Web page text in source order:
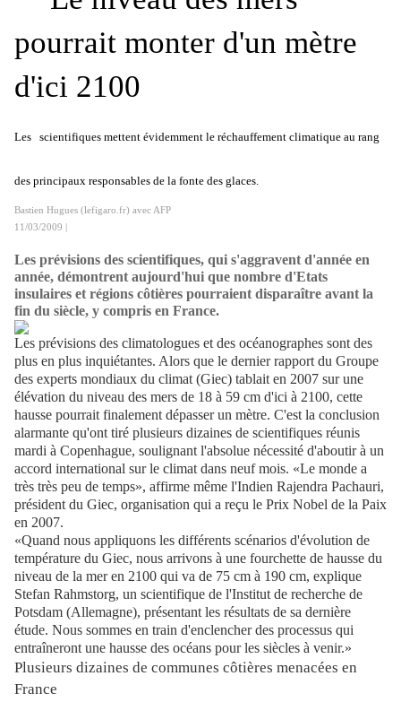
pourrait monter d'un mètre
d'ici 2100
Les scientifiques mettent évidemment le réchauffement climatique au rang
des principaux responsables de la fonte des glaces.
Bastien Hugues (lefigaro.fr) avec AFP
11/03/2009 |
Les prévisions des scientifiques, qui s'aggravent d'année en
année, démontrent aujourd'hui que nombre d'Etats
insulaires et régions côtières pourraient disparaître avant la
fin du siècle, y compris en France.
Les prévisions des climatologues et des océanographes sont des
plus en plus inquiétantes. Alors que le dernier rapport du Groupe
des experts mondiaux du climat (Giec) tablait en 2007 sur une
élévation du niveau des mers de 18 à 59 cm d'ici à 2100, cette
hausse pourrait finalement dépasser un mètre. C'est la conclusion
alarmante qu'ont tiré plusieurs dizaines de scientifiques réunis
mardi à Copenhague, soulignant l'absolue nécessité d'aboutir à un
accord international sur le climat dans neuf mois. «Le monde a
très très peu de temps», affirme même l'Indien Rajendra Pachauri,
président du Giec, organisation qui a reçu le Prix Nobel de la Paix
en 2007.
«Quand nous appliquons les différents scénarios d'évolution de
température du Giec, nous arrivons à une fourchette de hausse du
niveau de la mer en 2100 qui va de 75 cm à 190 cm, explique
Stefan Rahmstorg, un scientifique de l'Institut de recherche de
Potsdam (Allemagne), présentant les résultats de sa dernière
étude. Nous sommes en train d'enclencher des processus qui
entraîneront une hausse des océans pour les siècles à venir.»
Plusieurs dizaines de communes côtières menacées en
France